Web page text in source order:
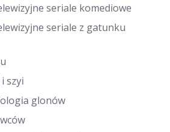
seriale komediowe
seriale z gatunku
szyi
glonów